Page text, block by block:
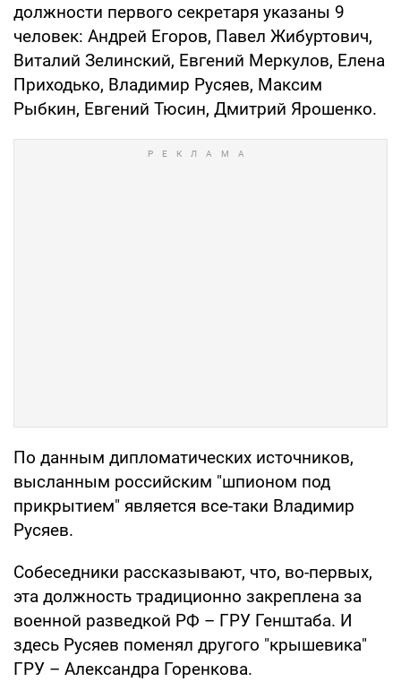
должности первого секретаря указаны 9
человек: Андрей Егоров, Павел Жибуртович,
Виталий Зелинский, Евгений Меркулов, Елена
Приходько, Владимир Русяев, Максим
Рыбкин, Евгений Тюсин, Дмитрий Ярошенко.
По данным дипломатических источников,
высланным российским "шпионом под
прикрытием" является все-таки Владимир
Русяев.
Собеседники рассказывают, что, во-первых,
эта должность традиционно закреплена за
военной разведкой РФ – ГРУ Генштаба. И
здесь Русяев поменял другого "крышевика"
ГРУ – Александра Горенкова.